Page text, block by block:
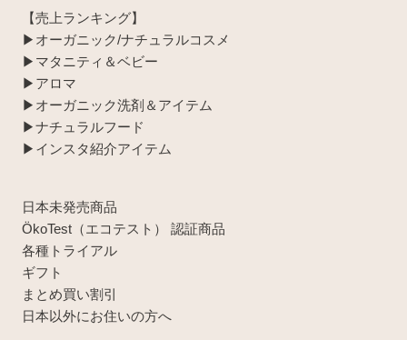
【売上ランキング】
▶︎オーガニック/ナチュラルコスメ
▶︎マタニティ＆ベビー
▶︎アロマ
▶︎オーガニック洗剤＆アイテム
▶︎ナチュラルフード
▶︎インスタ紹介アイテム
日本未発売商品
ÖkoTest（エコテスト） 認証商品
各種トライアル
ギフト
まとめ買い割引
日本以外にお住いの方へ